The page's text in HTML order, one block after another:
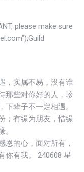
please make sure
，实属不易，没有谁
那些对你好的人，珍
辈子不一定相遇。
；有缘为朋友，惜缘
恩的心，面对所有，
你有我。 240608 星